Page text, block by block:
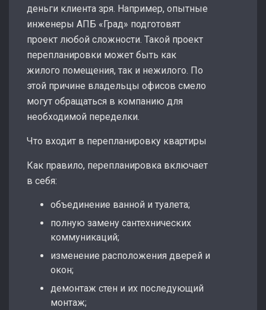
деньги клиента зря. Например, опытные
инженеры АПБ «Град» подготовят
проект любой сложности. Такой проект
перепланировки может быть как
жилого помещения, так и нежилого. По
этой причине владельцы офисов смело
могут обращаться в компанию для
необходимой переделки.
Что входит в перепланировку квартиры
Как правило, перепланировка включает
в себя:
объединение ванной и туалета;
полную замену сантехнических
коммуникаций;
изменение расположения дверей и
окон;
демонтаж стен и их последующий
монтаж;